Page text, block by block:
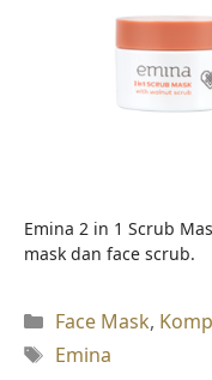
Emina 2 in 1 Scrub
mask dan face scrub.
Kategori
Face Mask,
Tag
Emina